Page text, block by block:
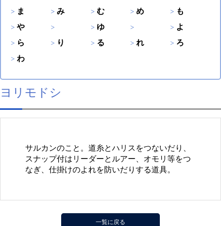
ま
み む め
も
や
ゆ
よ
ら
り る れ
ろ
わ
ヨリモドシ
サルカンのこと。道糸とハリスをつないだり、
スナップ付はリーダーとルアー、オモリ等をつ
なぎ、仕掛けのよれを防いだりする道具。
一覧に戻る